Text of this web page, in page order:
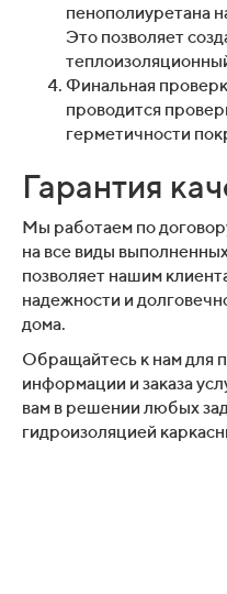
пенополиуретана
Это позволяет
Финальная
проводится
герметичности
Гарантия
Мы работаем по
на все виды
позволяет нашим
надежности и
дома.
Обращайтесь к нам для
информации и заказа
вам в решении любых
гидроизоляцией